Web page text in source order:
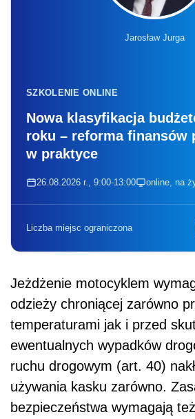
Jarosław Jurga
SZKOLENIE ONLINE
Nowa klasyfikacja
roku – reforma finansów
w praktyce
26.08.2026 r., 9:00-13:00 online, na
Liczba miejsc ograniczona
Jeżdżenie motocyklem
odzieży chroniącej zarówno
temperaturami jak i przed
ewentualnych wypadków
ruchu drogowym (art. 40)
używania kasku zarówno.
bezpieczeństwa wymagają